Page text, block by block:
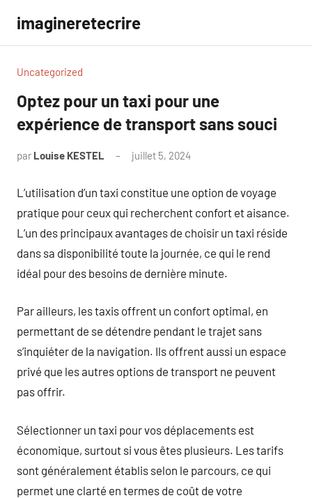
contenu
imagineretecrire
Uncategorized
Optez pour un taxi pour une
expérience de transport sans souci
par Louise KESTEL juillet 5, 2024
L’utilisation d’un taxi constitue une option de voyage
pratique pour ceux qui recherchent confort et aisance.
L’un des principaux avantages de choisir un taxi réside
dans sa disponibilité toute la journée, ce qui le rend
idéal pour des besoins de dernière minute.
Par ailleurs, les taxis offrent un confort optimal, en
permettant de se détendre pendant le trajet sans
s’inquiéter de la navigation. Ils offrent aussi un espace
privé que les autres options de transport ne peuvent
pas offrir.
Sélectionner un taxi pour vos déplacements est
économique, surtout si vous êtes plusieurs. Les tarifs
sont généralement établis selon le parcours, ce qui
permet une clarté en termes de coût de votre